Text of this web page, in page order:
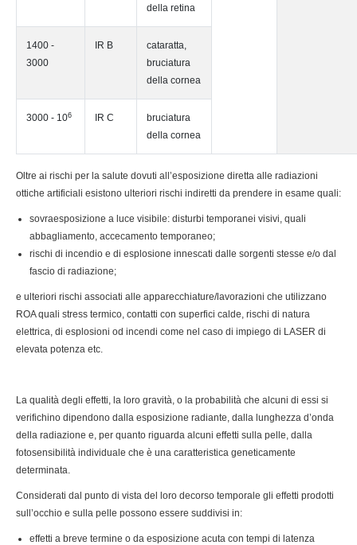
della retina
1400 -
3000
IR B
cataratta,
bruciatura
della cornea
3000 - 106 IR C
bruciatura
della cornea
Oltre ai rischi per la salute dovuti all’esposizione diretta alle radiazioni
ottiche artificiali esistono ulteriori rischi indiretti da prendere in esame quali:
sovraesposizione a luce visibile: disturbi temporanei visivi, quali
abbagliamento, accecamento temporaneo;
rischi di incendio e di esplosione innescati dalle sorgenti stesse e/o dal
fascio di radiazione;
e ulteriori rischi associati alle apparecchiature/lavorazioni che utilizzano
ROA quali stress termico, contatti con superfici calde, rischi di natura
elettrica, di esplosioni od incendi come nel caso di impiego di LASER di
elevata potenza etc.
La qualità degli effetti, la loro gravità, o la probabilità che alcuni di essi si
verifichino dipendono dalla esposizione radiante, dalla lunghezza d’onda
della radiazione e, per quanto riguarda alcuni effetti sulla pelle, dalla
fotosensibilità individuale che è una caratteristica geneticamente
determinata.
Considerati dal punto di vista del loro decorso temporale gli effetti prodotti
sull’occhio e sulla pelle possono essere suddivisi in:
effetti a breve termine o da esposizione acuta con tempi di latenza